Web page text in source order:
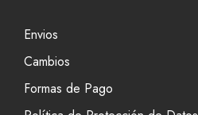
Envios
Cambios
Formas de Pago